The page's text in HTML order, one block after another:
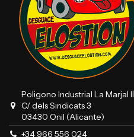
Poligono Industrial La Marjal II
C/ dels Sindicats 3
03430 Onil (Alicante)
+34 966 556 024